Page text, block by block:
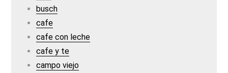
busch
cafe
cafe con leche
cafe y te
campo viejo